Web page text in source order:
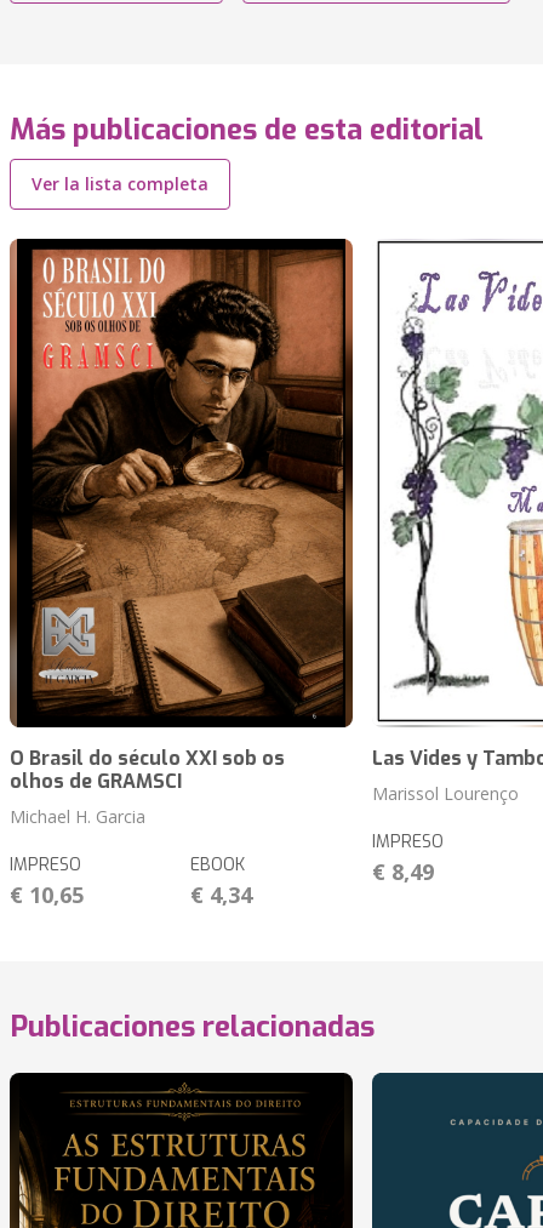
Más publicaciones de esta editorial
Ver la lista completa
O Brasil do século XXI sob os
olhos de GRAMSCI
Michael H. Garcia
IMPRESO
€ 10,65
EBOOK
€ 4,34
Las Vides y
Marissol Lourenço
IMPRESO
€ 8,49
Publicaciones relacionadas